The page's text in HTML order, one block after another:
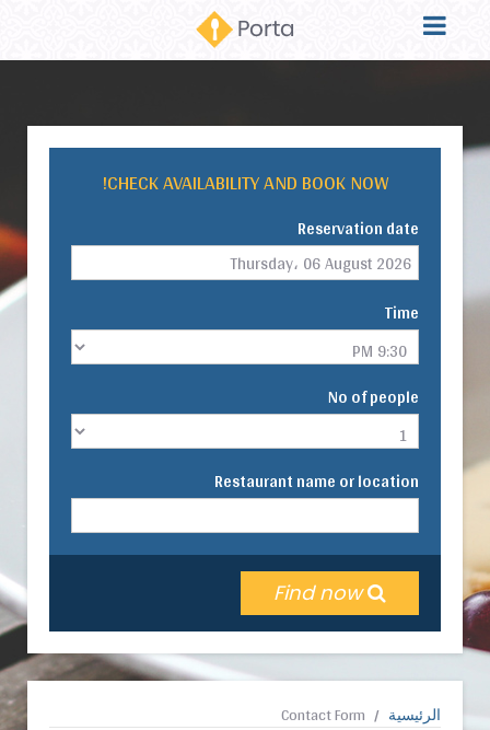
CHECK AVAILABILITY AND BOOK NOW!
Reservation date
Time
No of people
Restaurant name or location
Find now
الرئيسية Contact Form